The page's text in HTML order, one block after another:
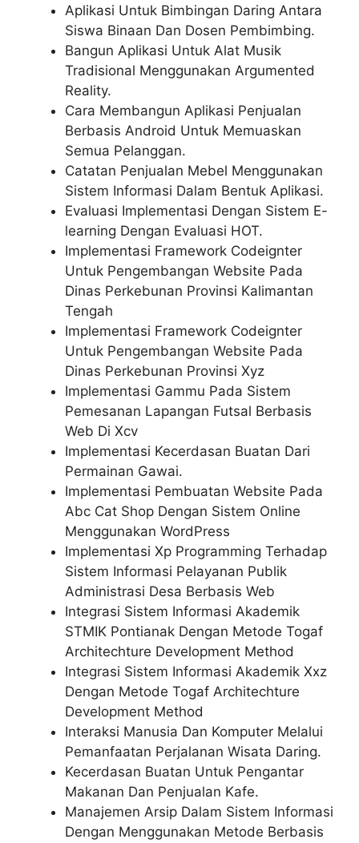
Aplikasi Untuk Bimbingan Daring Antara
Siswa Binaan Dan Dosen Pembimbing.
Bangun Aplikasi Untuk Alat Musik
Tradisional Menggunakan Argumented
Reality.
Cara Membangun Aplikasi Penjualan
Berbasis Android Untuk Memuaskan
Semua Pelanggan.
Catatan Penjualan Mebel Menggunakan
Sistem Informasi Dalam Bentuk Aplikasi.
Evaluasi Implementasi Dengan Sistem E-
learning Dengan Evaluasi HOT.
Implementasi Framework Codeignter
Untuk Pengembangan Website Pada
Dinas Perkebunan Provinsi Kalimantan
Tengah
Implementasi Framework Codeignter
Untuk Pengembangan Website Pada
Dinas Perkebunan Provinsi Xyz
Implementasi Gammu Pada Sistem
Pemesanan Lapangan Futsal Berbasis
Web Di Xcv
Implementasi Kecerdasan Buatan Dari
Permainan Gawai.
Implementasi Pembuatan Website Pada
Abc Cat Shop Dengan Sistem Online
Menggunakan WordPress
Implementasi Xp Programming Terhadap
Sistem Informasi Pelayanan Publik
Administrasi Desa Berbasis Web
Integrasi Sistem Informasi Akademik
STMIK Pontianak Dengan Metode Togaf
Architechture Development Method
Integrasi Sistem Informasi Akademik Xxz
Dengan Metode Togaf Architechture
Development Method
Interaksi Manusia Dan Komputer Melalui
Pemanfaatan Perjalanan Wisata Daring.
Kecerdasan Buatan Untuk Pengantar
Makanan Dan Penjualan Kafe.
Manajemen Arsip Dalam Sistem Informasi
Dengan Menggunakan Metode Berbasis